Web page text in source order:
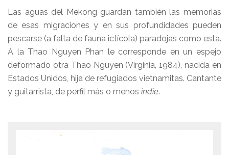
Las aguas del Mekong guardan también las memorias
de esas migraciones y en sus profundidades pueden
pescarse (a falta de fauna ictícola) paradojas como esta.
A la Thao Nguyen Phan le corresponde en un espejo
deformado otra Thao Nguyen (Virginia, 1984), nacida en
Estados Unidos, hija de refugiados vietnamitas. Cantante
y guitarrista, de perfil más o menos indie.